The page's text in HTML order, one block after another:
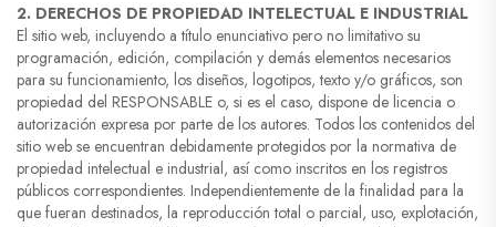
2. DERECHOS DE PROPIEDAD INTELECTUAL E INDUSTRIAL
El sitio web, incluyendo a título enunciativo pero no limitativo su
programación, edición, compilación y demás elementos necesarios
para su funcionamiento, los diseños, logotipos, texto y/o gráficos, son
propiedad del RESPONSABLE o, si es el caso, dispone de licencia o
autorización expresa por parte de los autores. Todos los contenidos del
sitio web se encuentran debidamente protegidos por la normativa de
propiedad intelectual e industrial, así como inscritos en los registros
públicos correspondientes. Independientemente de la finalidad para la
que fueran destinados, la reproducción total o parcial, uso, explotación,